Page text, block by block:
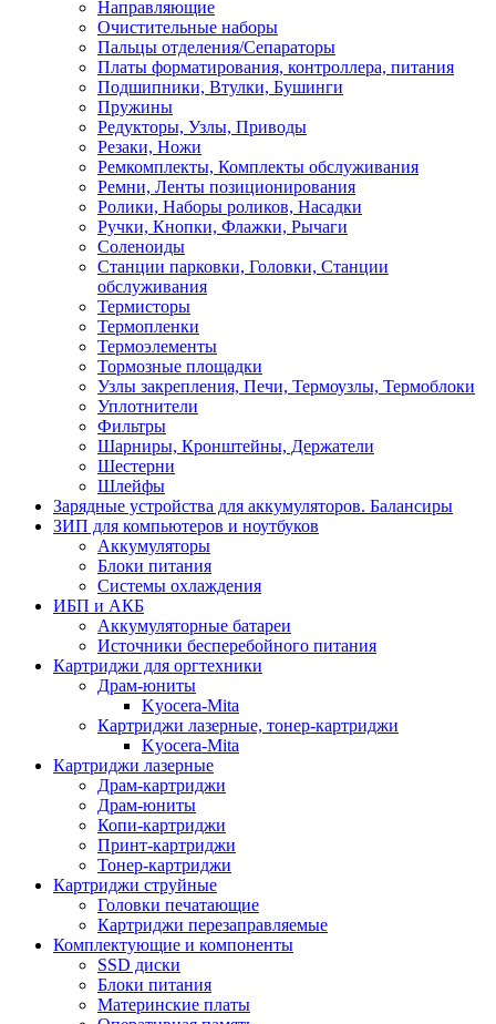
Направляющие
Очистительные наборы
Пальцы отделения/Сепараторы
Платы форматирования, контроллера, питания
Подшипники, Втулки, Бушинги
Пружины
Редукторы, Узлы, Приводы
Резаки, Ножи
Ремкомплекты, Комплекты обслуживания
Ремни, Ленты позиционирования
Ролики, Наборы роликов, Насадки
Ручки, Кнопки, Флажки, Рычаги
Соленоиды
Станции парковки, Головки, Станции
обслуживания
Термисторы
Термопленки
Термоэлементы
Тормозные площадки
Узлы закрепления, Печи, Термоузлы, Термоблоки
Уплотнители
Фильтры
Шарниры, Кронштейны, Держатели
Шестерни
Шлейфы
Зарядные устройства для аккумуляторов. Балансиры
ЗИП для компьютеров и ноутбуков
Аккумуляторы
Блоки питания
Системы охлаждения
ИБП и АКБ
Аккумуляторные батареи
Источники бесперебойного питания
Картриджи для оргтехники
Драм-юниты
Kyocera-Mita
Картриджи лазерные, тонер-картриджи
Kyocera-Mita
Картриджи лазерные
Драм-картриджи
Драм-юниты
Копи-картриджи
Принт-картриджи
Тонер-картриджи
Картриджи струйные
Головки печатающие
Картриджи перезаправляемые
Комплектующие и компоненты
SSD диски
Блоки питания
Материнские платы